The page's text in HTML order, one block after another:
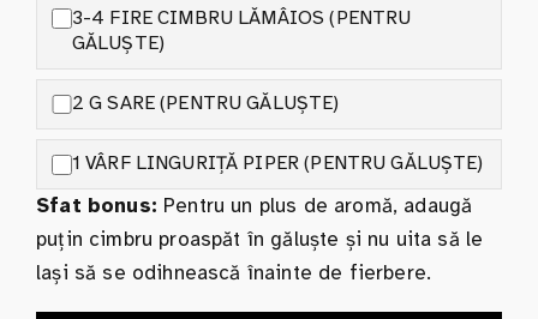
3-4 FIRE CIMBRU LĂMÂIOS (PENTRU
GĂLUȘTE)
2 G SARE (PENTRU GĂLUȘTE)
1 VÂRF LINGURIȚĂ PIPER (PENTRU GĂLUȘTE)
Sfat bonus: Pentru un plus de aromă, adaugă
puțin cimbru proaspăt în găluște și nu uita să le
lași să se odihnească înainte de fierbere.